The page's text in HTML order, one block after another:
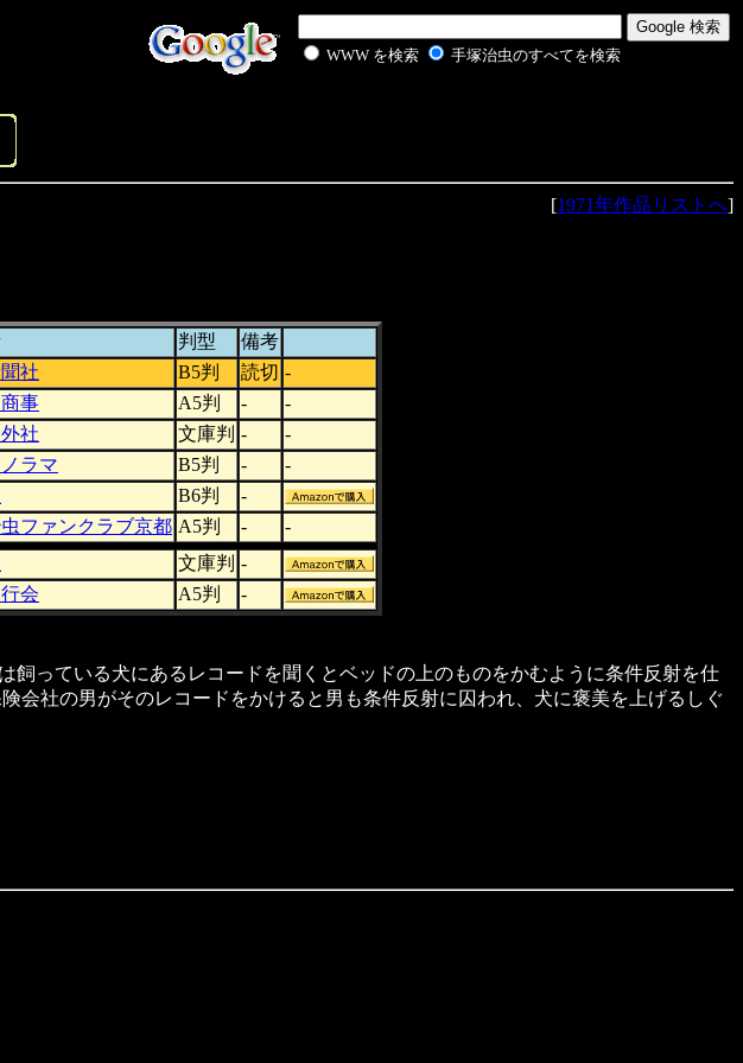
WWW を検索 手塚治虫のすべてを検索
[1971年作品リストへ]
判型
備考
社 B5判 読切 -
事 A5判 -
-
社 文庫判 -
-
ラマ B5判 -
-
B6判
-
ファンクラブ京都 A5判 -
-
文庫判 -
会 A5判 -
っている犬にあるレコードを聞くとベッドの上のものをかむように条件反射を仕
会社の男がそのレコードをかけると男も条件反射に囚われ、犬に褒美を上げるしぐ